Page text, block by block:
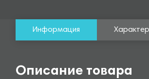
Информация
Описание товара